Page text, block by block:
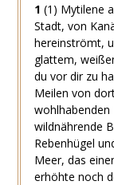
1 (1) Mytilene
Stadt, von
hereinströmt,
glattem,
du vor dir zu
Meilen von
wohlhabenden
wildnährende
Rebenhügel
Meer, das
erhöhte noch